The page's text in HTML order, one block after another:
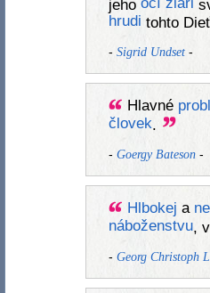
jeho
hrudi tohto
- Sigrid Undset-
Hlavné
človek
- Goergy Bateson-
Hlbokej a
náboženstvu,
- Georg Christoph